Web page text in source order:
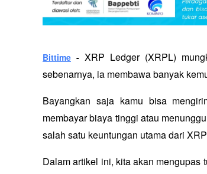
Bittime - XRP Ledger (XRPL)
sebenarnya, ia membawa banyak
Bayangkan saja kamu bisa
membayar biaya tinggi atau
salah satu keuntungan utama dari
Dalam artikel ini, kita akan mengupas